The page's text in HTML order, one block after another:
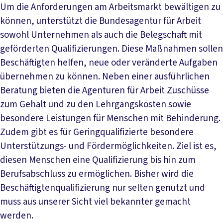
Um die Anforderungen am Arbeitsmarkt bewältigen zu
können, unterstützt die Bundesagentur für Arbeit
sowohl Unternehmen als auch die Belegschaft mit
geförderten Qualifizierungen. Diese Maßnahmen sollen
Beschäftigten helfen, neue oder veränderte Aufgaben
übernehmen zu können. Neben einer ausführlichen
Beratung bieten die Agenturen für Arbeit Zuschüsse
zum Gehalt und zu den Lehrgangskosten sowie
besondere Leistungen für Menschen mit Behinderung.
Zudem gibt es für Geringqualifizierte besondere
Unterstützungs- und Fördermöglichkeiten. Ziel ist es,
diesen Menschen eine Qualifizierung bis hin zum
Berufsabschluss zu ermöglichen. Bisher wird die
Beschäftigtenqualifizierung nur selten genutzt und
muss aus unserer Sicht viel bekannter gemacht
werden.